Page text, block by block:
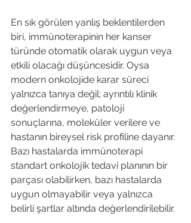
En sık görülen yanlış beklentilerden
biri, immünoterapinin her kanser
türünde otomatik olarak uygun veya
etkili olacağı düşüncesidir. Oysa
modern onkolojide karar süreci
yalnızca tanıya değil; ayrıntılı klinik
değerlendirmeye, patoloji
sonuçlarına, moleküler verilere ve
hastanın bireysel risk profiline dayanır.
Bazı hastalarda immünoterapi
standart onkolojik tedavi planının bir
parçası olabilirken, bazı hastalarda
uygun olmayabilir veya yalnızca
belirli şartlar altında değerlendirilebilir.